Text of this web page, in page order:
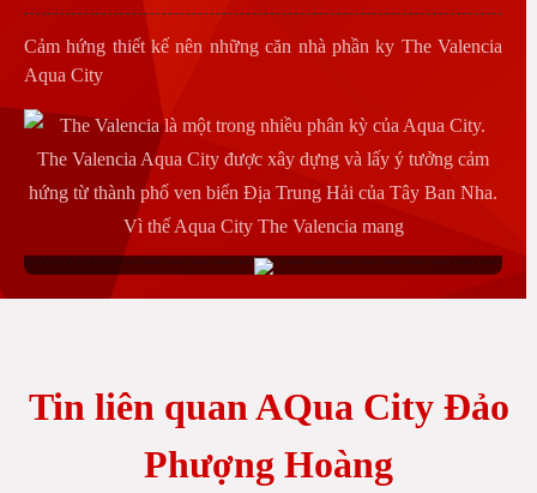
Nhà mẫu Aqua City Novaland
bán biệt thự Aqua City
Giá shophouse Aqua City
Tin liên quan AQua City Đảo
Phượng Hoàng